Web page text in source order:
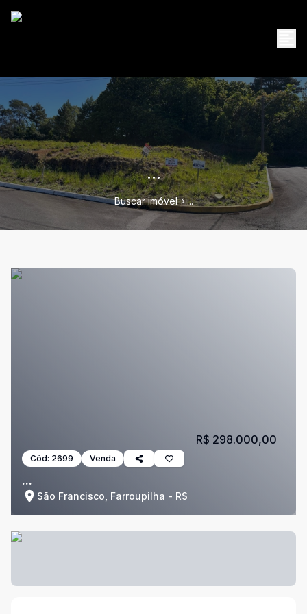
...
Buscar imóvel ...
Cód: 2699 Venda
...
São Francisco, Farroupilha - RS
R$ 298.000,00